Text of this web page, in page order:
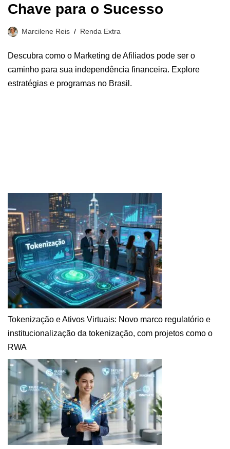
Chave para o Sucesso
Marcilene Reis Renda Extra
Descubra como o Marketing de Afiliados pode ser o
caminho para sua independência financeira. Explore
estratégias e programas no Brasil.
Tokenização e Ativos Virtuais: Novo marco regulatório e
institucionalização da tokenização, com projetos como o
RWA